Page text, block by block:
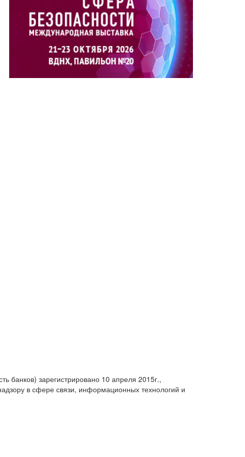
банков) зарегистрировано 10 апреля 2015г.,
в сфере связи, информационных технологий и